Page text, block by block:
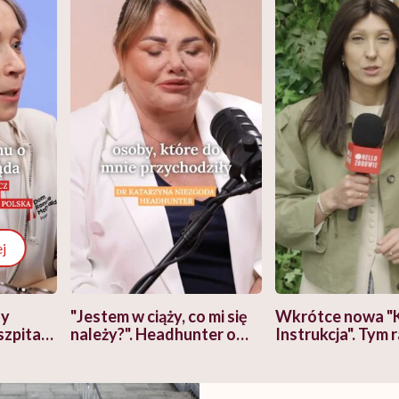
"Jestem w ciąży, co mi się
należy?". Headhunter o
pracy
Wkrótce nowa
Instrukcja". Tym